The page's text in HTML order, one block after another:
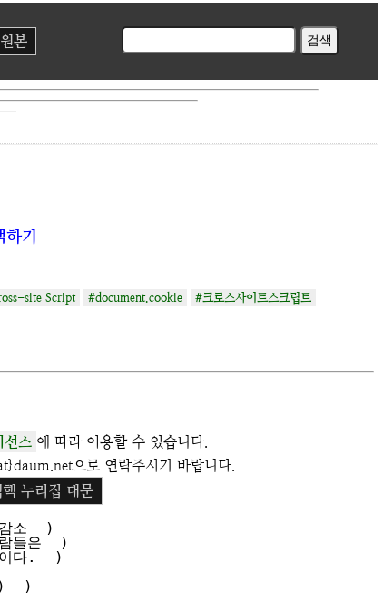
원본
하기
site Script #document.cookie #크로스사이트스크립트
선스 에 따라 이용할 수 있습니다.
으로 연락주시기 바랍니다.
핵 누리집 대문
소  )
들은  )
이다.  )
)